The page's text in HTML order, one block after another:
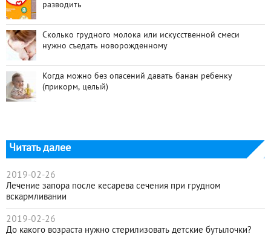
разводить
Сколько грудного молока или искусственной смеси
нужно съедать новорожденному
Когда можно без опасений давать банан ребенку
(прикорм, целый)
Читать далее
2019-02-26
Лечение запора после кесарева сечения при грудном
вскармливании
2019-02-26
До какого возраста нужно стерилизовать детские бутылочки?